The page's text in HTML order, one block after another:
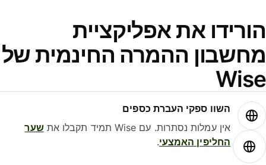
את אפליקציית
ההמרה החינמית של
השוו ספקי העברת כספים
אין עמלות נסתרות. עם Wise תמיד תקבלו את
שער
החליפין האמצעי.